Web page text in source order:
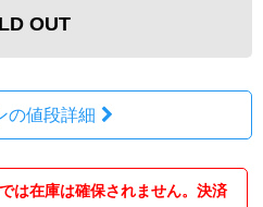
OUT
の値段詳細
は在庫は確保されません。決済